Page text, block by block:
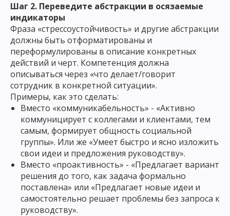
Шаг 2. Переведите абстракции в осязаемые
индикаторы
Фраза «стрессоустойчивость» и другие абстракции
должны быть отформатированы и
переформулированы в описание конкретных
действий и черт. Компетенция должна
описываться через «что делает/говорит
сотрудник в конкретной ситуации».
Примеры, как это сделать:
Вместо «коммуникабельность» - «Активно
коммуницирует с коллегами и клиентами, тем
самым, формирует общность социальной
группы». Или же «Умеет быстро и ясно изложить
свои идеи и предложения руководству».
Вместо «проактивность» - «Предлагает вариант
решения до того, как задача формально
поставлена» или «Предлагает новые идеи и
самостоятельно решает проблемы без запроса к
руководству».